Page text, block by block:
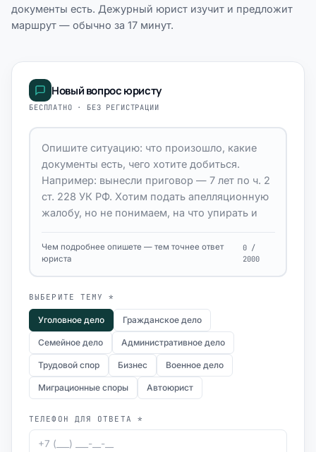
документы есть. Дежурный юрист изучит и предложит
маршрут — обычно за 17 минут.
Новый вопрос юристу
БЕСПЛАТНО · БЕЗ РЕГИСТРАЦИИ
Чем подробнее опишете — тем точнее ответ
юриста
0 /
2000
ВЫБЕРИТЕ ТЕМУ *
Уголовное дело Гражданское дело
Семейное дело Административное дело
Трудовой спор Бизнес Военное дело
Миграционные споры Автоюрист
ТЕЛЕФОН ДЛЯ ОТВЕТА *